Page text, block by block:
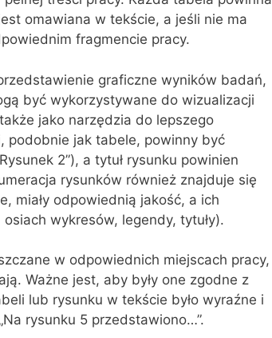
omawiana w tekście, a jeśli nie ma
fragmencie pracy.
graficzne wyników badań,
być wykorzystywane do wizualizacji
jako narzędzia do lepszego
podobnie jak tabele, powinny być
2”), a tytuł rysunku powinien
rysunków również znajduje się
miały odpowiednią jakość, a ich
wykresów, legendy, tytuły).
w odpowiednich miejscach pracy,
Ważne jest, aby były one zgodne z
lub rysunku w tekście było wyraźne i
rysunku 5 przedstawiono…”.